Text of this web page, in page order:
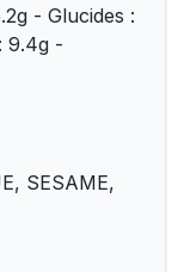
- Glucides :
9.4g -
SESAME,